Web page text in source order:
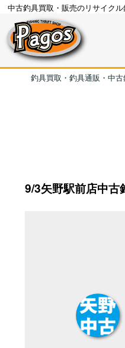
中古釣具買取・販売のリサイク
釣具買取・釣具通販・中
9/3矢野駅前店中古